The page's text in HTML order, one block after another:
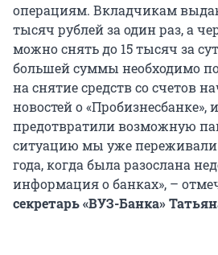
операциям. Вкладчикам
тысяч рублей за один раз, а
можно снять до 15 тысяч за
большей суммы необходимо
на снятие средств со счетов
новостей о «Пробизнесбанке»,
предотвратили возможную
ситуацию мы уже переживали
года, когда была разослана
информация о банках», –
секретарь «ВУЗ-Банка»